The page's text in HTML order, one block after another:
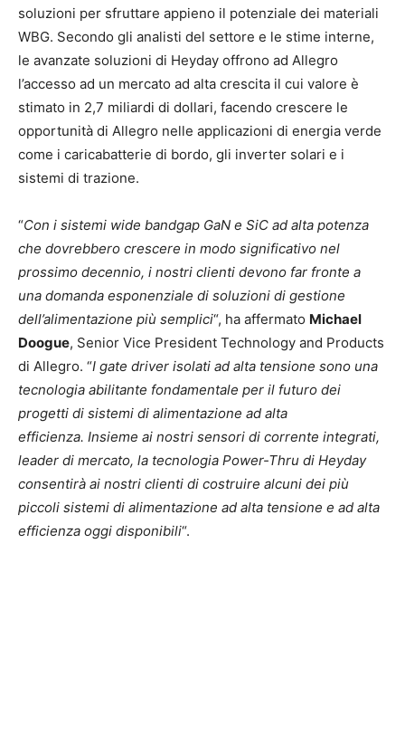
soluzioni per sfruttare appieno il potenziale dei materiali
WBG. Secondo gli analisti del settore e le stime interne,
le avanzate soluzioni di Heyday offrono ad Allegro
l’accesso ad un mercato ad alta crescita il cui valore è
stimato in 2,7 miliardi di dollari, facendo crescere le
opportunità di Allegro nelle applicazioni di energia verde
come i caricabatterie di bordo, gli inverter solari e i
sistemi di trazione.
“Con i sistemi wide bandgap GaN e SiC ad alta potenza
che dovrebbero crescere in modo significativo nel
prossimo decennio, i nostri clienti devono far fronte a
una domanda esponenziale di soluzioni di gestione
dell’alimentazione più semplici“, ha affermato Michael
Doogue, Senior Vice President Technology and Products
di Allegro. “I gate driver isolati ad alta tensione sono una
tecnologia abilitante fondamentale per il futuro dei
progetti di sistemi di alimentazione ad alta
efficienza. Insieme ai nostri sensori di corrente integrati,
leader di mercato, la tecnologia Power-Thru di Heyday
consentirà ai nostri clienti di costruire alcuni dei più
piccoli sistemi di alimentazione ad alta tensione e ad alta
efficienza oggi disponibili“.